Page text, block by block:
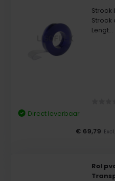
Strook
Strook
Lengt...
Direct leverbaar
€ 69,79
Rol